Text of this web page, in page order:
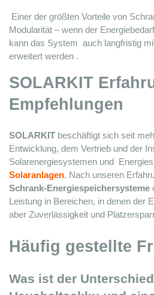
Modularität – wenn der
kann das System auch langfristig
erweitert werden .
SOLARKIT
Empfehlungen
SOLARKIT beschäftigt sich seit
Solarenergiesystemen und
Solaranlagen. Nach unseren
Schrank-Energiespeichersysteme
Leistung in Bereichen, in denen der
aber Zuverlässigkeit und
Häufig gestellte
Was ist der